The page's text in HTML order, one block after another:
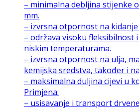
– minimalna debljina stijenke
mm.
– izvrsna otpornost na
– održava visoku fleksibilnost
niskim temperaturama.
– izvrsna otpornost na ulja,
kemijska sredstva, također i
– maksimalna duljina cijevi u
Primjena:
– usisavanje i transport